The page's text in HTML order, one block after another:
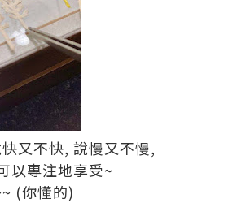
又不快, 說慢又不慢,
以專注地享受~
(你懂的)